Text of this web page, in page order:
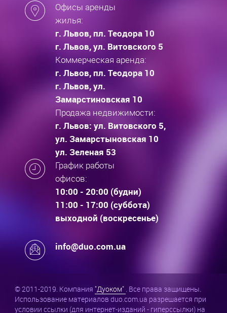
Офисы аренды
жилья:
г. Львов, пл. Теодора 10
г. Львов, ул. Витовского 5
Коммерческая аренда:
г. Львов, пл. Теодора 10
г. Львов, ул.
Замарстиновская 10
Продажа недвижимости:
г. Львов: ул. Витовского 5,
ул. Замарстыновская 10
ул. Зеленая 53
График работы
офисов:
10:00 - 20:00 (будни)
11:00 - 17:00 (суббота)
выходной (воскресенье)
info@duo.com.ua
© 2011-2019. Компания "Дуоком" . Все права защищены.
Использование материалов duo.com.ua разрешается при
условии ссылки (для интернет-изданий - гиперссылки) на